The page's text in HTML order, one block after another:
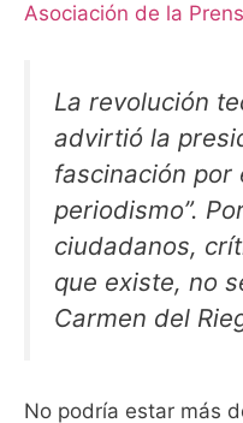
Asociación de la
La revolución
advirtió la
fascinación por
periodismo”.
ciudadanos,
que existe, no
Carmen del
No podría estar más